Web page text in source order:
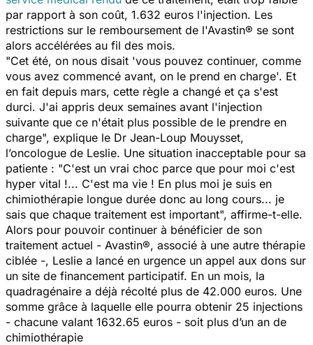
par rapport à son coût, 1.632 euros l'injection. Les
restrictions sur le remboursement de l'Avastin® se sont
alors accélérées au fil des mois.
"Cet été, on nous disait 'vous pouvez continuer, comme
vous avez commencé avant, on le prend en charge'. Et
en fait depuis mars, cette règle a changé et ça s'est
durci. J'ai appris deux semaines avant l'injection
suivante que ce n'était plus possible de le prendre en
charge", explique le Dr Jean-Loup Mouysset,
l’oncologue de Leslie. Une situation inacceptable pour sa
patiente : "C'est un vrai choc parce que pour moi c'est
hyper vital !... C'est ma vie ! En plus moi je suis en
chimiothérapie longue durée donc au long cours... je
sais que chaque traitement est important", affirme-t-elle.
Alors pour pouvoir continuer à bénéficier de son
traitement actuel - Avastin®, associé à une autre thérapie
ciblée -, Leslie a lancé en urgence un appel aux dons sur
un site de financement participatif. En un mois, la
quadragénaire a déjà récolté plus de 42.000 euros. Une
somme grâce à laquelle elle pourra obtenir 25 injections
- chacune valant 1632.65 euros - soit plus d’un an de
chimiothérapie